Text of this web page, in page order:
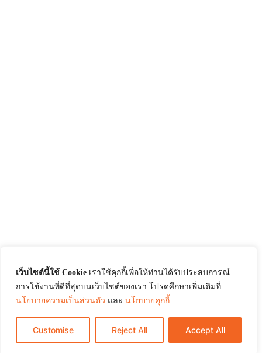
เว็บไซต์นี้ใช้ Cookie เราใช้คุกกี้เพื่อให้ท่านได้รับประสบการณ์
การใช้งานที่ดีที่สุดบนเว็บไซต์ของเรา โปรดศึกษาเพิ่มเติมที่
นโยบายความเป็นส่วนตัว และ นโยบายคุกกี้
Customise Reject All Accept All